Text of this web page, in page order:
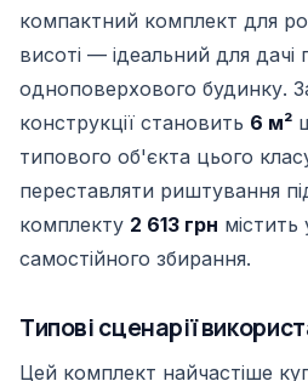
компактний комплект для
висоті — ідеальний для дачі
одноповерхового будинку.
конструкції становить 6 м²
типового об'єкта цього
переставляти риштування
комплекту 2 613 грн містить
самостійного збирання.
Типові сценарії
Цей комплект найчастіше